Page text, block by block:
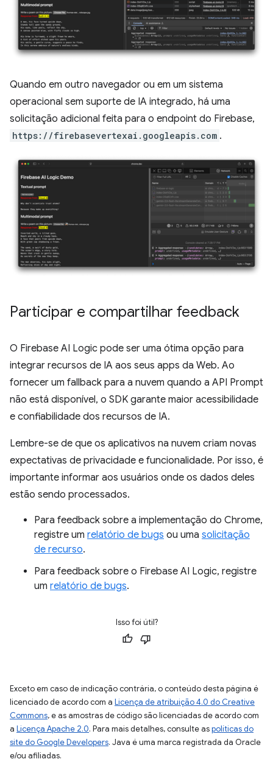
Quando em outro navegador ou em um sistema
operacional sem suporte de IA integrado, há uma
solicitação adicional feita para o endpoint do Firebase,
https://firebasevertexai.googleapis.com .
Participar e compartilhar feedback
O Firebase AI Logic pode ser uma ótima opção para
integrar recursos de IA aos seus apps da Web. Ao
fornecer um fallback para a nuvem quando a API Prompt
não está disponível, o SDK garante maior acessibilidade
e confiabilidade dos recursos de IA.
Lembre-se de que os aplicativos na nuvem criam novas
expectativas de privacidade e funcionalidade. Por isso, é
importante informar aos usuários onde os dados deles
estão sendo processados.
Para feedback sobre a implementação do Chrome,
registre um relatório de bugs ou uma solicitação
de recurso.
Para feedback sobre o Firebase AI Logic, registre
um relatório de bugs.
Isso foi útil?
Exceto em caso de indicação contrária, o conteúdo desta página é
licenciado de acordo com a Licença de atribuição 4.0 do Creative
Commons, e as amostras de código são licenciadas de acordo com
a Licença Apache 2.0. Para mais detalhes, consulte aspolíticas do
site do Google Developers. Java é uma marca registrada da Oracle
e/ou afiliadas.